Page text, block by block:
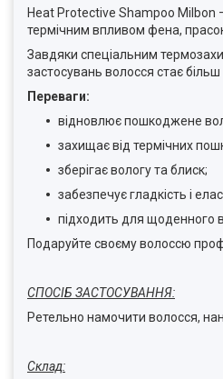
Heat Protective Shampoo Milbon
термічним впливом фена,
Завдяки спеціальним
застосувань волосся стає
Переваги:
відновлює пошкоджене
захищає від термічних
зберігає вологу та блиск;
забезпечує гладкість і
підходить для щоденного
Подаруйте своєму волоссю
СПОСІБ ЗАСТОСУВАННЯ:
Ретельно намочити волосся,
Склад: